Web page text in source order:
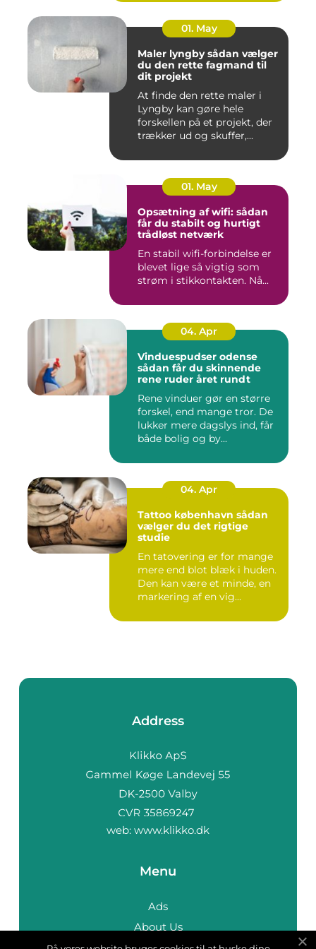
01. May
Maler lyngby sådan vælger
du den rette fagmand til
dit projekt
At finde den rette maler i
Lyngby kan gøre hele
forskellen på et projekt, der
trækker ud og skuffer,...
01. May
Opsætning af wifi: sådan
får du stabilt og hurtigt
trådløst netværk
En stabil wifi-forbindelse er
blevet lige så vigtig som
strøm i stikkontakten. Nå...
04. Apr
Vinduespudser odense
sådan får du skinnende
rene ruder året rundt
Rene vinduer gør en større
forskel, end mange tror. De
lukker mere dagslys ind, får
både bolig og by...
04. Apr
Tattoo københavn sådan
vælger du det rigtige
studie
En tatovering er for mange
mere end blot blæk i huden.
Den kan være et minde, en
markering af en vig...
Address
web: www.klikko.dk
Menu
Ads
About Us